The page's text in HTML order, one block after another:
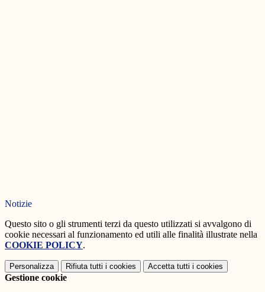
Notizie
Questo sito o gli strumenti terzi da questo utilizzati si avvalgono di
cookie necessari al funzionamento ed utili alle finalità illustrate nella
COOKIE POLICY.
Personalizza Rifiuta tutti i cookies Accetta tutti i cookies
Gestione cookie